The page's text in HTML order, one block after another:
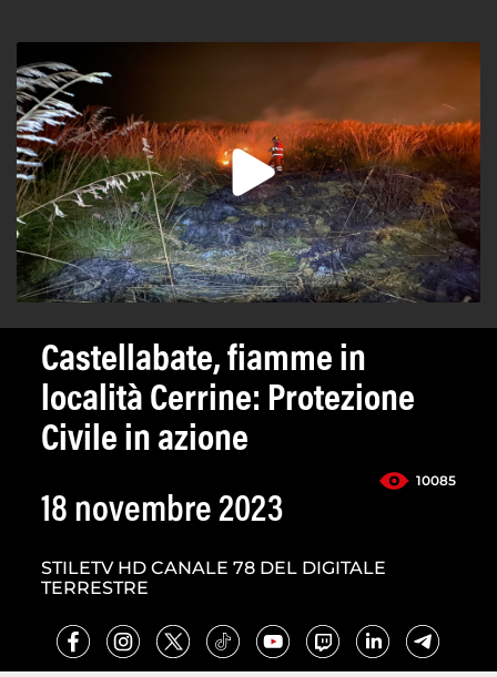
Castellabate, fiamme in
località Cerrine: Protezione
Civile in azione
10085
18 novembre 2023
STILETV HD CANALE 78 DEL DIGITALE
TERRESTRE